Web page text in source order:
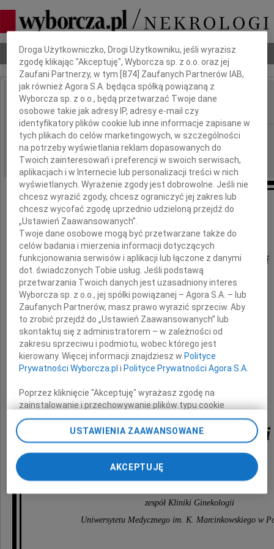
Nekrologi Odeszli Poradnik pogrzebowy
IMIĘ I NAZWISKO: Helena Rajpert-Kędzia
REGION: Poznań
DATA EMISJI: 12.09.2024
Profesorowi Witoldowi Kędzi
wyrazy głębokiego współczucia
z powodu śmierci Mamy
Pani
Profesor
Heleny Rajpert-Kędzi
zespół Kliniki Ginekologii
Uniwersytetu Medycznego im. K. Marcinkowskiego w
Dbamy o Twoją prywatność
Droga Użytkowniczko, Drogi Użytkowniku, jeśli wyrazisz
zgodę klikając "Akceptuję", Wyborcza sp. z o.o. oraz jej
Zaufani Partnerzy, w tym [874 ] Zaufanych Partnerów IAB,
jak również Agora S.A. będąca spółką powiązaną z
Wyborcza sp. z o.o., będą przetwarzać Twoje dane
osobowe takie jak adresy IP, adresy e-mail czy
identyfikatory plików cookie lub inne informacje zapisane w
tych plikach do celów marketingowych, w szczególności
na potrzeby wyświetlania reklam dopasowanych do
Twoich zainteresowań i preferencji w swoich serwisach,
aplikacjach i w Internecie lub personalizacji treści w nich
wyświetlanych. Wyrażenie zgody jest dobrowolne. Jeśli nie
chcesz wyrazić zgody, chcesz ograniczyć jej zakres lub
chcesz wycofać zgodę uprzednio udzieloną przejdź do
„Ustawień Zaawansowanych”.
Twoje dane osobowe mogą być przetwarzane także do
celów badania i mierzenia informacji dotyczących
funkcjonowania serwisów i aplikacji lub łączone z danymi
dot. świadczonych Tobie usług. Jeśli podstawą
przetwarzania Twoich danych jest uzasadniony interes
Wyborcza sp. z o.o., jej spółki powiązanej – Agora S.A. – lub
Zaufanych Partnerów, masz prawo wyrazić sprzeciw. Aby
to zrobić przejdź do „Ustawień Zaawansowanych” lub
skontaktuj się z administratorem – w zależności od
zakresu sprzeciwu i podmiotu, wobec którego jest
kierowany. Więcej informacji znajdziesz w Polityce
Prywatności Wyborcza.pl i Polityce Prywatności Agora S.A.
Poprzez kliknięcie "Akceptuję" wyrażasz zgodę na
zainstalowanie i przechowywanie plików typu cookie
Wyborczej sp. z o. o. jej Zaufanych Partnerów i Agora S.A.
na Twoim urządzeniu końcowym. Możesz też w każdej
chwili zmienić swoje preferencje dot. plików cookie,
ponownie wywołując narzędzie do zarządzania Twoimi
preferencjami dot. przetwarzania danych poprzez
odnośnik „Ustawienia prywatności” w stopce serwisu i
Zmiana ustawień plików cookie możliwa jest także za
pomocą ustawień przeglądarki.
USTAWIENIA ZAAWANSOWANE
AKCEPTUJĘ